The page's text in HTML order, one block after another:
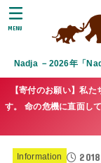
Nadja －2026年「
MENU
【寄付のお願い】私
す。 命の危機に直面し
Information